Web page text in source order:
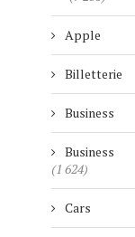
Apple
Billetterie
Business
Business
(1 624)
Cars